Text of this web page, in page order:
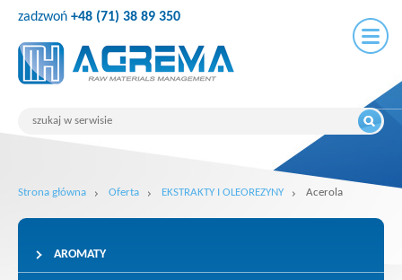
zadzwoń +48 (71) 38 89 350
Strona główna Oferta EKSTRAKTY I OLEOREZYNY Acerola
AROMATY